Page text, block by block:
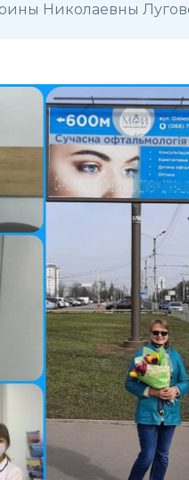
Николаевны